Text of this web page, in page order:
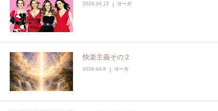
2026.04.12 ヨーガ
快楽主義その２
2026.04.8 ヨーガ